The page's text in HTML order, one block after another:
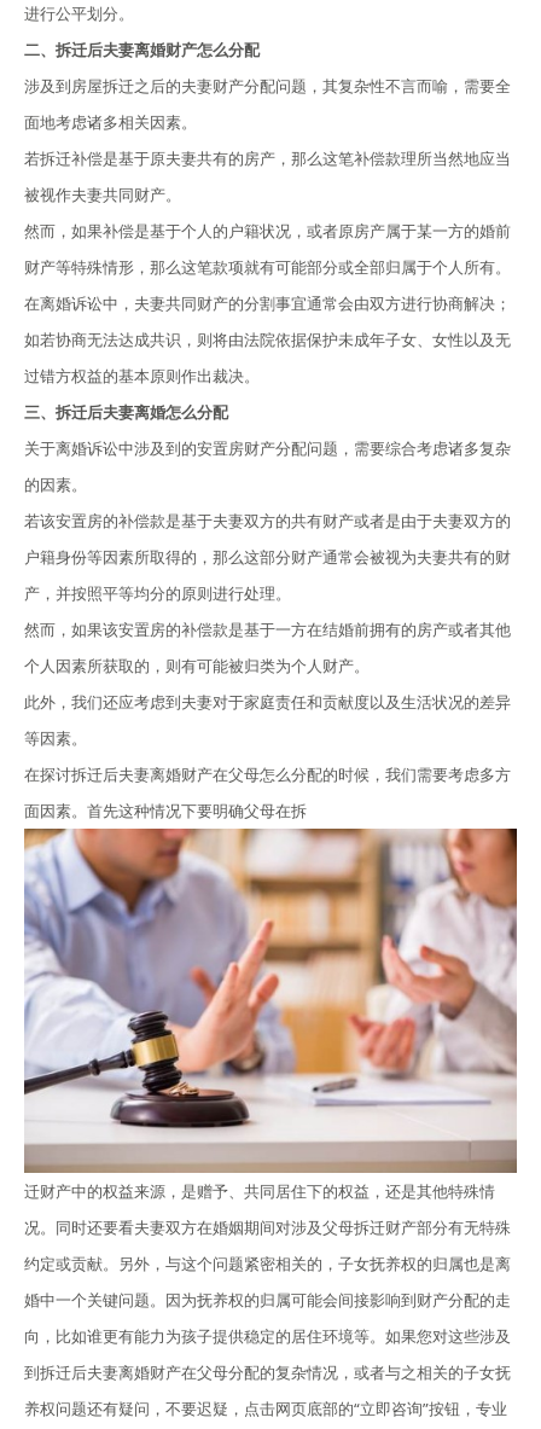
进行公平划分。
二、拆迁后夫妻离婚财产怎么分配
涉及到房屋拆迁之后的夫妻财产分配问题，其复杂性不言而喻，需要全
面地考虑诸多相关因素。
若拆迁补偿是基于原夫妻共有的房产，那么这笔补偿款理所当然地应当
被视作夫妻共同财产。
然而，如果补偿是基于个人的户籍状况，或者原房产属于某一方的婚前
财产等特殊情形，那么这笔款项就有可能部分或全部归属于个人所有。
在离婚诉讼中，夫妻共同财产的分割事宜通常会由双方进行协商解决；
如若协商无法达成共识，则将由法院依据保护未成年子女、女性以及无
过错方权益的基本原则作出裁决。
三、拆迁后夫妻离婚怎么分配
关于离婚诉讼中涉及到的安置房财产分配问题，需要综合考虑诸多复杂
的因素。
若该安置房的补偿款是基于夫妻双方的共有财产或者是由于夫妻双方的
户籍身份等因素所取得的，那么这部分财产通常会被视为夫妻共有的财
产，并按照平等均分的原则进行处理。
然而，如果该安置房的补偿款是基于一方在结婚前拥有的房产或者其他
个人因素所获取的，则有可能被归类为个人财产。
此外，我们还应考虑到夫妻对于家庭责任和贡献度以及生活状况的差异
等因素。
在探讨拆迁后夫妻离婚财产在父母怎么分配的时候，我们需要考虑多方
面因素。首先这种情况下要明确父母在拆
迁财产中的权益来源，是赠予、共同居住下的权益，还是其他特殊情
况。同时还要看夫妻双方在婚姻期间对涉及父母拆迁财产部分有无特殊
约定或贡献。另外，与这个问题紧密相关的，子女抚养权的归属也是离
婚中一个关键问题。因为抚养权的归属可能会间接影响到财产分配的走
向，比如谁更有能力为孩子提供稳定的居住环境等。如果您对这些涉及
到拆迁后夫妻离婚财产在父母分配的复杂情况，或者与之相关的子女抚
养权问题还有疑问，不要迟疑，点击网页底部的“立即咨询”按钮，专业